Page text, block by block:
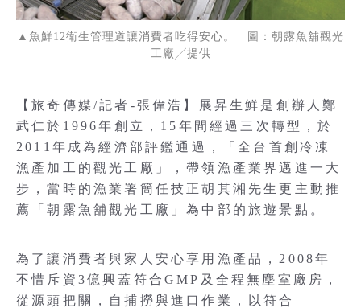
▲魚鮮12衛生管理道讓消費者吃得安心。 圖：朝露魚舖觀光
工廠╱提供
【旅奇傳媒/記者-張偉浩】展昇生鮮是創辦人鄭
武仁於1996年創立，15年間經過三次轉型，於
2011年成為經濟部評鑑通過，「全台首創冷凍
漁產加工的觀光工廠」，帶領漁產業界邁進一大
步，當時的漁業署簡任技正胡其湘先生更主動推
薦「朝露魚舖觀光工廠」為中部的旅遊景點。
為了讓消費者與家人安心享用漁產品，2008年
不惜斥資3億興蓋符合GMP及全程無塵室廠房，
從源頭把關，自捕撈與進口作業，以符合